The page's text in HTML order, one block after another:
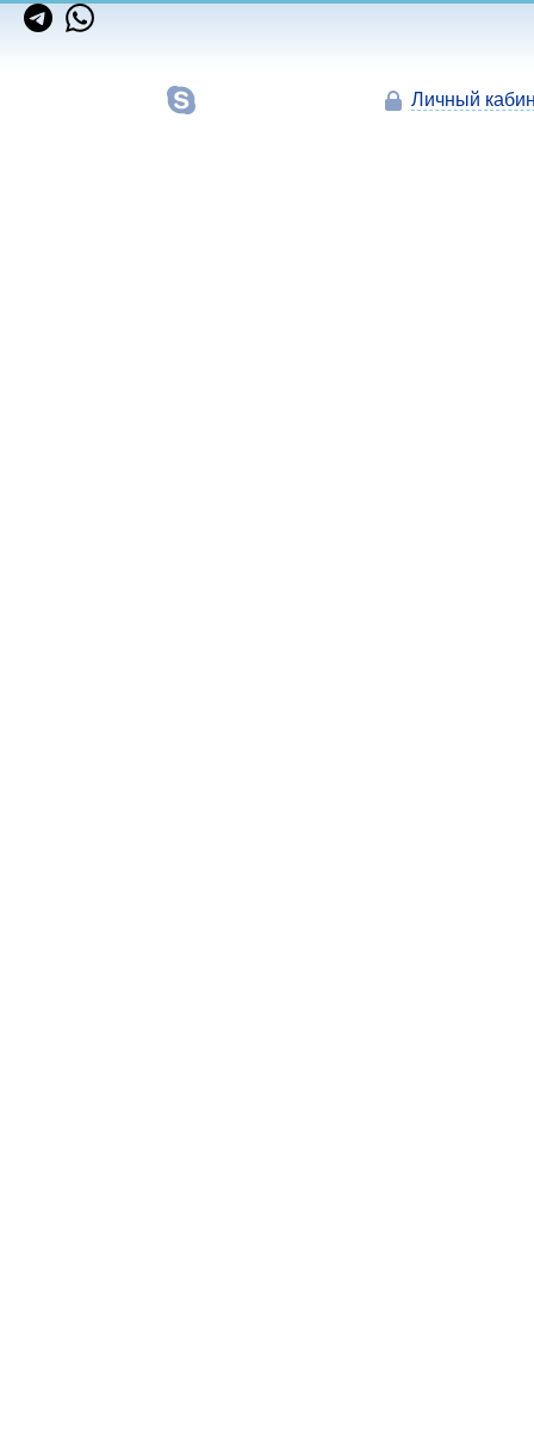
Личный